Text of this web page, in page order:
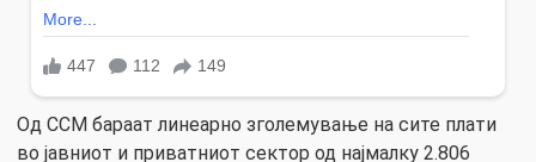
Од ССМ бараат линеарно зголемување на сите плати
во јавниот и приватниот сектор од најмалку 2.806